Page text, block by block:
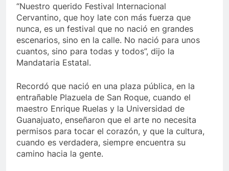
“Nuestro querido Festival Internacional
Cervantino, que hoy late con más fuerza que
nunca, es un festival que no nació en grandes
escenarios, sino en la calle. No nació para unos
cuantos, sino para todas y todos”, dijo la
Mandataria Estatal.
Recordó que nació en una plaza pública, en la
entrañable Plazuela de San Roque, cuando el
maestro Enrique Ruelas y la Universidad de
Guanajuato, enseñaron que el arte no necesita
permisos para tocar el corazón, y que la cultura,
cuando es verdadera, siempre encuentra su
camino hacia la gente.